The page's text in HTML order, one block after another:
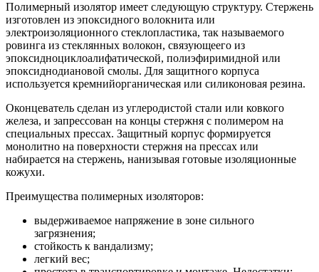
Полимерный изолятор имеет следующую структуру. Стержень
изготовлен из эпоксидного волокнита или
электроизоляционного стеклопластика, так называемого
ровинга из стеклянных волокон, связующеего из
эпоксидноциклоалифатической, полиэфиримидной или
эпоксиднодиановой смолы. Для защитного корпуса
используется кремнийорганическая или силиконовая резина.
Оконцеватель сделан из углеродистой стали или ковкого
железа, и запрессован на концы стержня с полимером на
специальных прессах. Защитный корпус формируется
монолитно на поверхности стержня на прессах или
набирается на стержень, нанизывая готовые изоляционные
кожухи.
Преимущества полимерных изоляторов:
выдерживаемое напряжение в зоне сильного
загрязнения;
стойкость к вандализму;
легкий вес;